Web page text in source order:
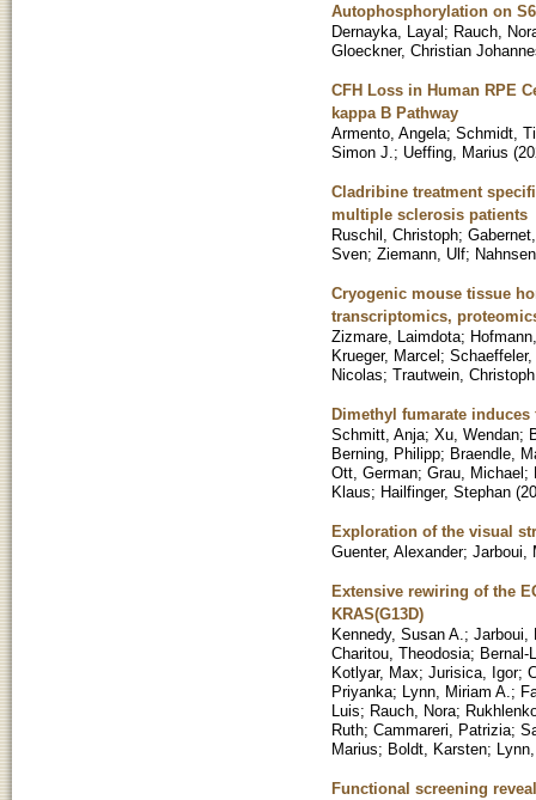
Autophosphorylation on
Dernayka, Layal; Rauch,
Gloeckner, Christian
CFH Loss in Human RPE
kappa B Pathway
Armento, Angela; Schmidt,
Simon J. ; Ueffing, Marius (
Cladribine treatment
multiple sclerosis patients
Ruschil, Christoph;
Sven; Ziemann, Ulf;
Cryogenic mouse tissue
transcriptomics,
Zizmare, Laimdota;
Krueger, Marcel;
Nicolas; Trautwein, Christoph
Dimethyl fumarate
Schmitt, Anja; Xu, Wendan;
Berning, Philipp; Braendle,
Ott, German; Grau, Michael;
Klaus; Hailfinger, Stephan (
Exploration of the visual
Guenter, Alexander; Jarboui,
Extensive rewiring of the
KRAS(G13D)
Kennedy, Susan A. ; Jarboui,
Charitou, Theodosia; Bernal-
Kotlyar, Max; Jurisica, Igor;
Priyanka; Lynn, Miriam A. ;
Luis; Rauch, Nora;
Ruth; Cammareri, Patrizia;
Marius; Boldt, Karsten;
Functional screening